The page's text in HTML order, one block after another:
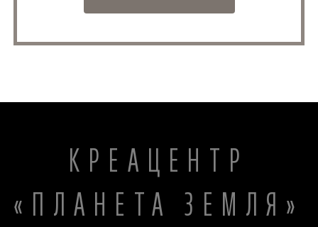
КРЕАЦЕНТР
«ПЛАНЕТА ЗЕМЛЯ»